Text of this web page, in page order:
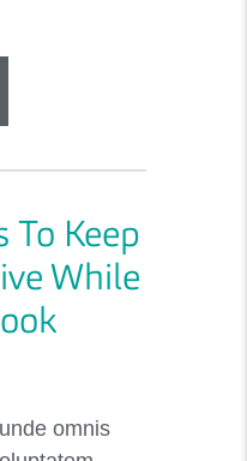
To Keep
While
omnis